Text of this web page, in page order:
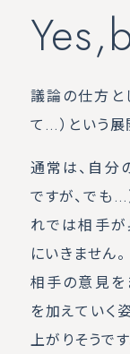
議論の仕方と
て…）という展
通常は、自分
ですが、でも
れでは相手が
にいきません。
相手の意見を
を加えていく
上がりそうです